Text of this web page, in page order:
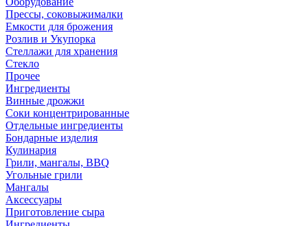
Прессы, соковыжималки
Емкости для брожения
Розлив и Укупорка
Стеллажи для хранения
Стекло
Прочее
Ингредиенты
Винные дрожжи
Соки концентрированные
Отдельные ингредиенты
Бондарные изделия
Кулинария
Грили, мангалы, BBQ
Угольные грили
Мангалы
Аксессуары
Приготовление сыра